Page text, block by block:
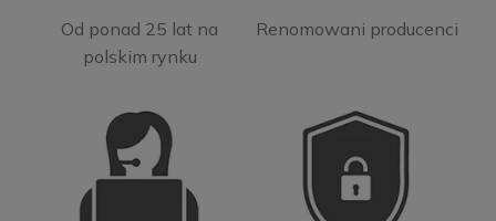
Od ponad 25 lat na
polskim rynku
Renomowani producenci